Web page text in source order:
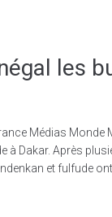
les
Médias
à Dakar. Après
et fulfude ont